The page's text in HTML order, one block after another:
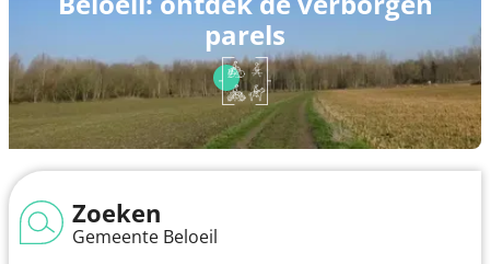
parels
Zoeken
Gemeente Beloeil